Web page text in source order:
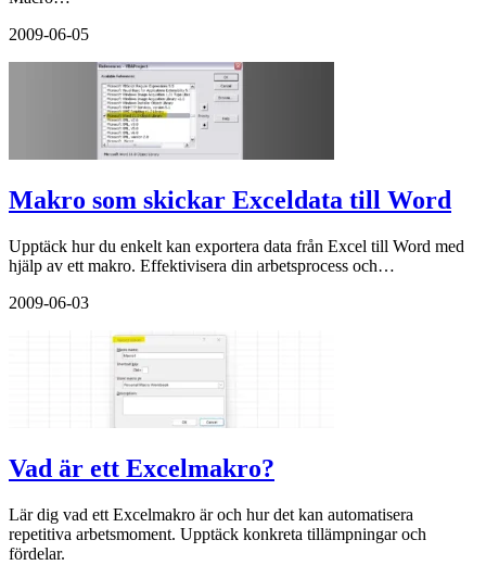
2009-06-05
Makro som skickar Exceldata till Word
Upptäck hur du enkelt kan exportera data från Excel till Word med
hjälp av ett makro. Effektivisera din arbetsprocess och…
2009-06-03
Vad är ett Excelmakro?
Lär dig vad ett Excelmakro är och hur det kan automatisera
repetitiva arbetsmoment. Upptäck konkreta tillämpningar och
fördelar.